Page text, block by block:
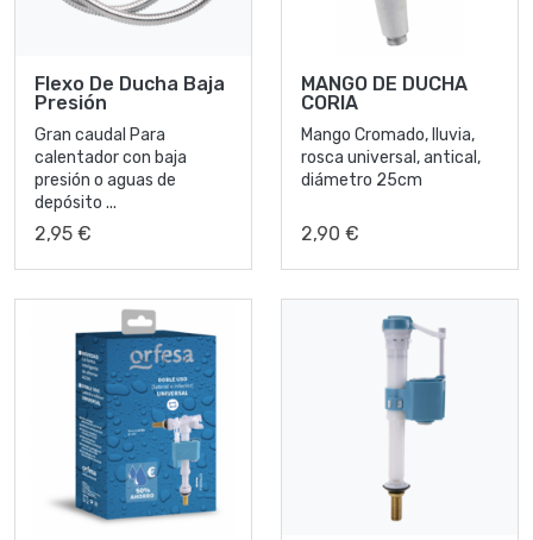
Flexo De Ducha Baja
Presión
Gran caudal Para
calentador con baja
presión o aguas de
depósito ...
2,95 €
MANGO DE DUCHA
CORIA
Mango Cromado, lluvia,
rosca universal, antical,
diámetro 25cm
2,90 €